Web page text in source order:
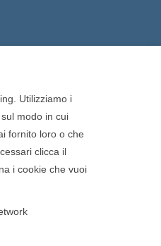
Utilizziamo i
modo in cui
fornito loro o che
clicca il
i cookie che vuoi